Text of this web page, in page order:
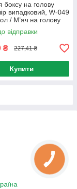
боксу на голову
випадковий, W-049
/ М'яч на голову
відправки
₴ 227,41 ₴
Купити